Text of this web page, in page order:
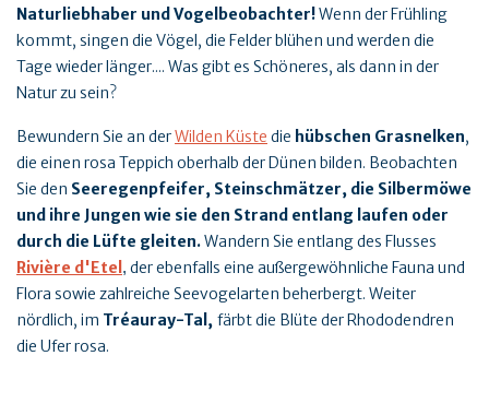
Naturliebhaber und Vogelbeobachter!Wenn der Frühling
kommt, singen die Vögel, die Felder blühen und werden die
Tage wieder länger.... Was gibt es Schöneres, als dann in der
Natur zu sein?
Bewundern Sie an derWilden Küste die hübschen Grasnelken,
die einen rosa Teppich oberhalb der Dünen bilden. Beobachten
Sie den Seeregenpfeifer, Steinschmätzer, die Silbermöwe
und ihre Jungen wie sie den Strand entlang laufen oder
durch die Lüfte gleiten.Wandern Sie entlang des Flusses
Rivière d'Etel , der ebenfalls eine außergewöhnliche Fauna und
Flora sowie zahlreiche Seevogelarten beherbergt. Weiter
nördlich, im Tréauray-Tal, färbt die Blüte der Rhododendren
die Ufer rosa.